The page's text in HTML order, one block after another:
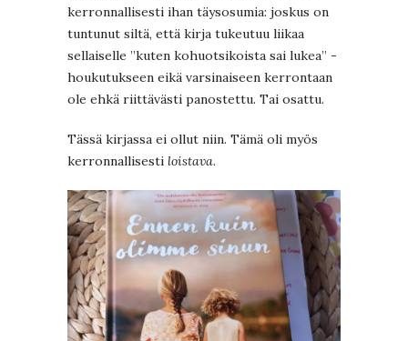
kerronnallisesti ihan täysosumia: joskus on
tuntunut siltä, että kirja tukeutuu liikaa
sellaiselle ”kuten kohuotsikoista sai lukea” -
houkutukseen eikä varsinaiseen kerrontaan
ole ehkä riittävästi panostettu. Tai osattu.
Tässä kirjassa ei ollut niin. Tämä oli myös
kerronnallisesti loistava.